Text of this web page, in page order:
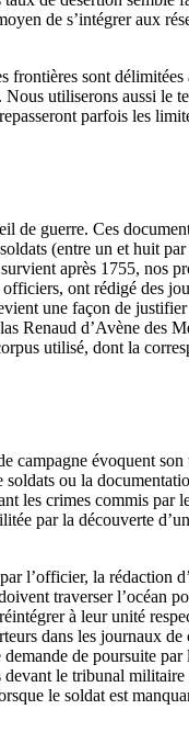
de s’intégrer aux
frontières sont
utiliserons aussi le
parfois les
de guerre. Ces
(entre un et huit
après 1755, nos
ont rédigé des
une façon de
Renaud d’Avène des
utilisé, dont la
évoquent son
soldats ou la
les crimes commis par
par la découverte
l’officier, la rédaction
traverser l’océan
à leur unité
dans les journaux de
de poursuite
le tribunal
le soldat est